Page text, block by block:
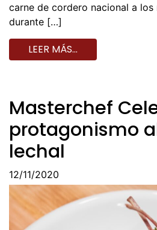
carne de cordero nacional a los
durante […]
LEER MÁS…
Masterchef
protagonismo
lechal
12/11/2020